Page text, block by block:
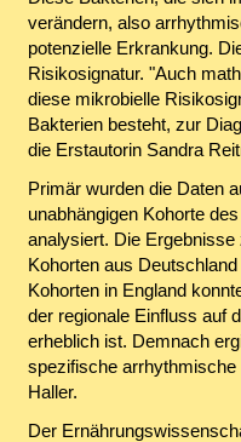
verändern, also
potenzielle Erkrankung.
Risikosignatur. "Auch
diese mikrobielle
Bakterien besteht, zur
die Erstautorin Sandra
Primär wurden die Daten
unabhängigen Kohorte
analysiert. Die
Kohorten aus
Kohorten in England
der regionale Einfluss auf
erheblich ist. Demnach
spezifische
Haller.
Der